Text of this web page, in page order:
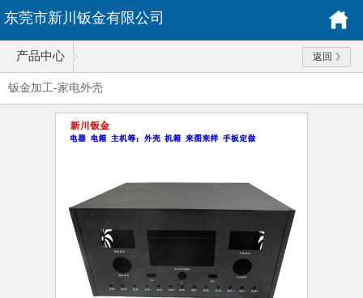
东莞市新川钣金有限公司
产品中心 返回
钣金加工-家电外壳